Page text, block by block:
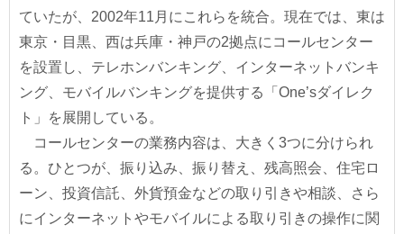
ていたが、2002年11月にこれらを統合。現在では、東は
東京・目黒、西は兵庫・神戸の2拠点にコールセンター
を設置し、テレホンバンキング、インターネットバンキ
ング、モバイルバンキングを提供する「One’sダイレク
ト」を展開している。
コールセンターの業務内容は、大きく3つに分けられ
る。ひとつが、振り込み、振り替え、残高照会、住宅ロ
ーン、投資信託、外貨預金などの取り引きや相談、さら
にインターネットやモバイルによる取り引きの操作に関